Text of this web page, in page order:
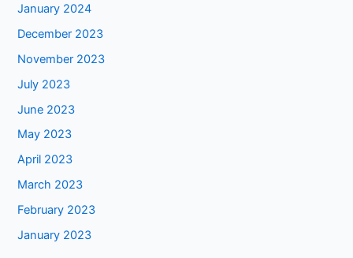
January 2024
December 2023
November 2023
July 2023
June 2023
May 2023
April 2023
March 2023
February 2023
January 2023